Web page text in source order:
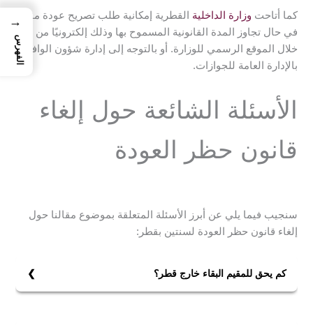
كما أتاحت وزارة الداخلية القطرية إمكانية طلب تصريح عودة مقيم
في حال تجاوز المدة القانونية المسموح بها وذلك إلكترونيًا من
خلال الموقع الرسمي للوزارة. أو بالتوجه إلى إدارة شؤون الوافدين
بالإدارة العامة للجوازات.
الأسئلة الشائعة حول إلغاء
قانون حظر العودة
سنجيب فيما يلي عن أبرز الأسئلة المتعلقة بموضوع مقالنا حول
إلغاء قانون حظر العودة لسنتين بقطر:
كم يحق للمقيم البقاء خارج قطر؟
→
الفهرس